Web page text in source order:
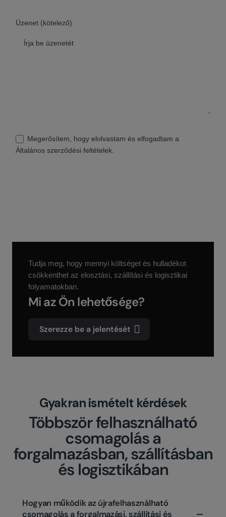
Üzenet (kötelező)
Megerősítem, hogy elolvastam és elfogadtam a
Általános szerződési feltételek
Tudja meg, hogy mennyi költséget és hulladékot
csökkenthet az elosztási, szállítási és logisztikai
folyamatokban.
Mi az Ön lehetősége?
Szerezze be a jelentését
Gyakran ismételt kérdések
Többször felhasználható
csomagolás a
forgalmazásban, szállításban
és logisztikában
Hogyan működik az újrafelhasználható
csomagolás a forgalmazási, szállítási és